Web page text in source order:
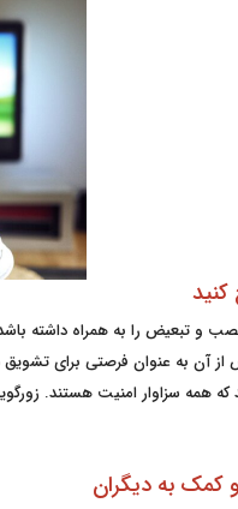
و تبعیض را به همراه داشته
از آن به عنوان فرصتی برای
که همه سزاوار امنیت هستند.